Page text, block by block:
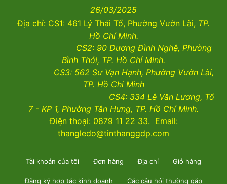
26/03/2025
Địa chỉ: CS1: 461 Lý Thái Tổ, Phường Vườn Lài, TP.
Hồ Chí Minh.
CS2: 90 Dương Đình Nghệ, Phường
Bình Thới, TP. Hồ Chí Minh.
CS3: 562 Sư Vạn Hạnh, Phường Vườn Lài,
TP. Hồ Chí Minh
CS4: 334 Lê Văn Lương, Tổ
7 - KP 1, Phường Tân Hưng, TP. Hồ Chí Minh.
Điện thoại: 0879 11 22 33. Email:
thangledo@tinthanggdp.com
Tài khoản của tôi Đơn hàng Địa chỉ Giỏ hàng
Đăng ký hợp tác kinh doanh Các câu hỏi thường gặp